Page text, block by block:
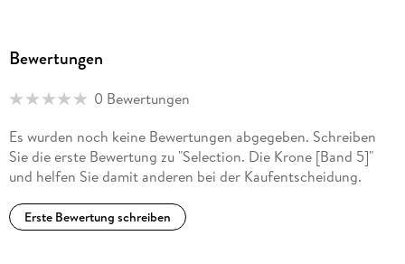
Bewertungen
0 Bewertungen
Es wurden noch keine Bewertungen abgegeben. Schreiben
Sie die erste Bewertung zu "Selection. Die Krone [Band 5]"
und helfen Sie damit anderen bei der Kaufentscheidung.
Erste Bewertung schreiben